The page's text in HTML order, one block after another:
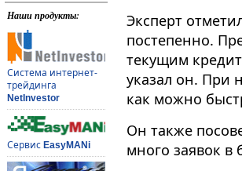
Наши продукты:
Система интернет-
трейдинга
NetInvestor
Сервис EasyMANi
Эксперт
постепенно.
текущим
указал он. При
как можно
Он также
много заявок в